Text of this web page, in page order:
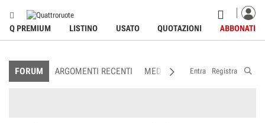
Q PREMIUM LISTINO USATO QUOTAZIONI ABBONATI
FORUM ARGOMENTI RECENTI MEDIA MEMBRI
Entra Registra